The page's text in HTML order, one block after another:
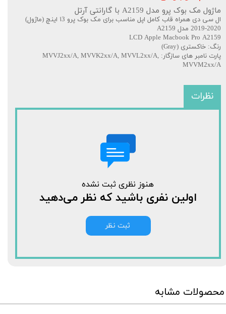
ماژول مک بوک پرو مدل A2159 با گارانتی آرتل
ال سی دی همراه قاب کامل اپل مناسب برای مک بوک پرو ۱3 اینچ (ماژول)
2020-2019 مدل A2159
LCD Apple Macbook Pro A2159
رنگ: خاکستری (Gray)
پارت نامبر های سازگار: MVVJ2xx/A, MVVK2xx/A, MVVL2xx/A,
MVVM2xx/A
نظرات
هنوز نظری ثبت نشده
اولین نفری باشید که نظر می‌دهید
ثبت نظر
محصولات مشابه